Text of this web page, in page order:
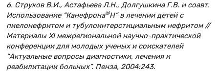
6. Струков В.И., Астафьева Л.Н., Долгушкина Г.В. и соавт.
Использование “Канефрона®Н” в лечении детей с
пиелонефритом и тубулоинтерстициальным нефритом //
Материалы XI межрегиональной научно-практической
конференции для молодых ученых и соискателей
“Актуальные вопросы диагностики, лечения и
реабилитации больных”. Пенза, 2004:243.